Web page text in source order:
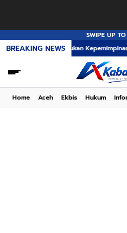
SWIPE UP
BREAKING NEWS
Memerlukan Kepemimpinan Strategis,
Home Aceh Ekbis Hukum